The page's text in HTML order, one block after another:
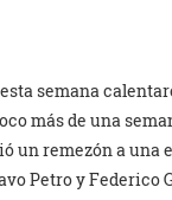
semana
más de una
un remezón a
Petro y Federico